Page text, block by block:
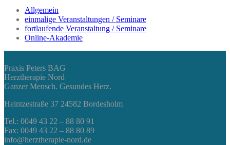
Allgemein
einmalige Veranstaltungen / Seminare
fortlaufende Veranstaltung / Seminare
Online-Akademie
Praxis Peters BAG
Herztherapie Nord
Ganzer Mensch. Gesundes Herz.
Heintzestraße 37 24582 Bordesholm
Tel.: 0049 43 22 – 88 80 91
Fax: 0049 43 22 – 88 80 89
info@herztherapie-nord.de